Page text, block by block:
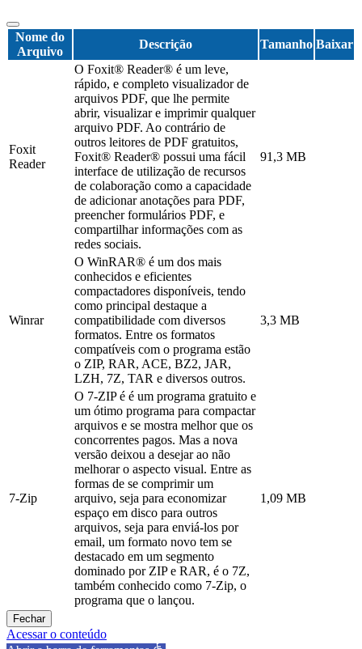
Nome do
Arquivo
Descrição Tamanho Baixar
Foxit
Reader
O Foxit® Reader® é um leve,
rápido, e completo visualizador de
arquivos PDF, que lhe permite
abrir, visualizar e imprimir qualquer
arquivo PDF. Ao contrário de
outros leitores de PDF gratuitos,
Foxit® Reader® possui uma fácil
interface de utilização de recursos
de colaboração como a capacidade
de adicionar anotações para PDF,
preencher formulários PDF, e
compartilhar informações com as
redes sociais.
91,3 MB
Winrar
O WinRAR® é um dos mais
conhecidos e eficientes
compactadores disponíveis, tendo
como principal destaque a
compatibilidade com diversos
formatos. Entre os formatos
compatíveis com o programa estão
o ZIP, RAR, ACE, BZ2, JAR,
LZH, 7Z, TAR e diversos outros.
3,3 MB
7-Zip
O 7-ZIP é é um programa gratuito e
um ótimo programa para compactar
arquivos e se mostra melhor que os
concorrentes pagos. Mas a nova
versão deixou a desejar ao não
melhorar o aspecto visual. Entre as
formas de se comprimir um
arquivo, seja para economizar
espaço em disco para outros
arquivos, seja para enviá-los por
email, um formato novo tem se
destacado em um segmento
dominado por ZIP e RAR, é o 7Z,
também conhecido como 7-Zip, o
programa que o lançou.
1,09 MB
Fechar
Acessar o conteúdo